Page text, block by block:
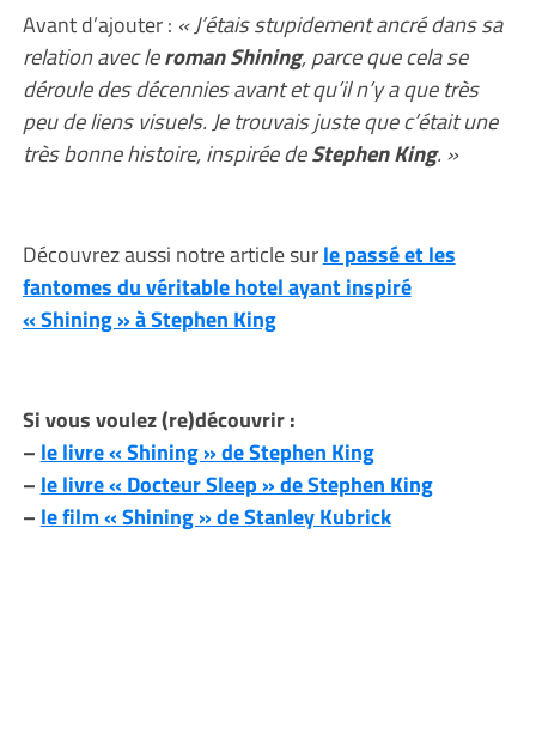
Avant d’ajouter : « J’étais stupidement ancré dans sa
relation avec leroman Shining, parce que cela se
déroule des décennies avant et qu’il n’y a que très
peu de liens visuels. Je trouvais juste que c’était une
très bonne histoire, inspirée deStephen King. »
Découvrez aussi notre article surle passé et les
fantomes du véritable hotel ayant inspiré
« Shining » à Stephen King
Si vous voulez (re)découvrir :
– le livre « Shining » de Stephen King
– le livre « Docteur Sleep » de Stephen King
– le film « Shining » de Stanley Kubrick